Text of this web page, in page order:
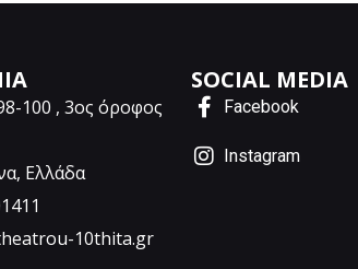
100 , 3ος όροφος
Ελλάδα
10thita.gr
SOCIAL MEDIA
Facebook
Instagram